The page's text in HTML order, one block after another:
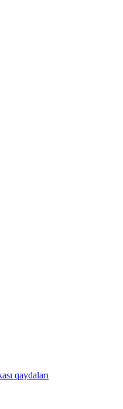
qaydaları